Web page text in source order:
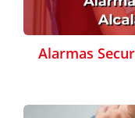
Alarmas